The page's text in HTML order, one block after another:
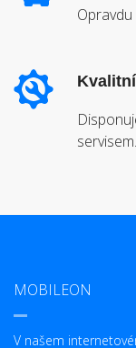
servisem.
MOBILEON
V našem